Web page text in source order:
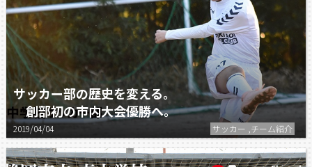
サッカー部の歴史を変える。
創部初の市内大会優勝へ。
2019/04/04 サッカー ,チーム紹介